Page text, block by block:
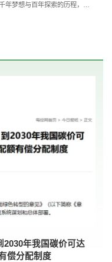
年梦想与百年探索的历程，并
2030年我国碳价可达
偿分配制度